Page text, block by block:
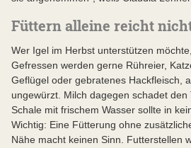
Füttern alleine reicht
Wer Igel im Herbst unterstützen
Gefressen werden gerne Rühreier,
Geflügel oder gebratenes Hackfleisch,
ungewürzt. Milch dagegen schadet den
Schale mit frischem Wasser sollte in
Wichtig: Eine Fütterung ohne
Nähe macht keinen Sinn. Futterstellen